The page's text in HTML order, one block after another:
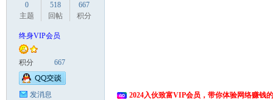
0
主题
518
回帖
667
积分
终身VIP会员
积分 667
发消息 2024入伙致富VIP会员，带你体验网络赚钱